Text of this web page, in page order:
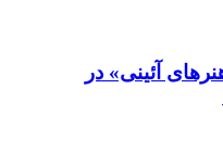
آئینی» در